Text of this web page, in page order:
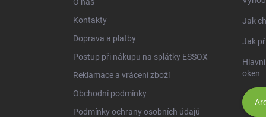
Kontakty
Doprava a platby
Postup při nákupu na splátky ESSOX
Reklamace a vrácení zboží
Obchodní podmínky
Podmínky ochrany osobních údajů
Jak
Jak
oken